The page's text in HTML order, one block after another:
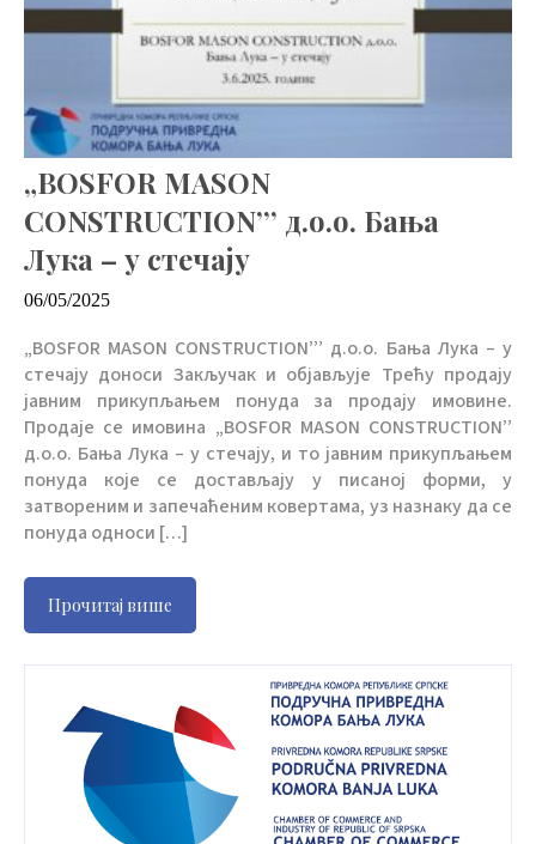
„BOSFOR MASON
CONSTRUCTION’’’ д.о.о. Бања
Лука – у стечају
06/05/2025
„BOSFOR MASON CONSTRUCTION’’’ д.о.о. Бања Лука – у
стечају доноси Закључак и објављује Трећу продају
јавним прикупљањем понуда за продају имовине.
Продаје се имовина „BOSFOR MASON CONSTRUCTION’’
д.о.о. Бања Лука – у стечају, и то јавним прикупљањем
понуда које се достављају у писаној форми, у
затвореним и запечаћеним ковертама, уз назнаку да се
понуда односи […]
Прочитај више